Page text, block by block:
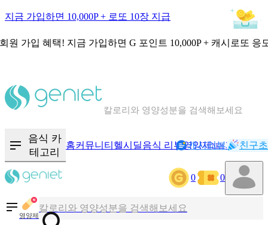
지금 가입하면 10,000P + 로또 10장 지급
원 가입 혜택! 지금 가입하면 G 포인트 10,000P + 캐시로또 응
혈당 · 다이어트 음식 검색해보세요
음식 카
테고리
홈커뮤니티 헬시딜음식 리뷰영양제NEW기록
캐시리뷰 친구
0 0
영양제
칼로리와 영양성분을 검색해보세요
혈당 · 다이어트 음식 검색해보세요